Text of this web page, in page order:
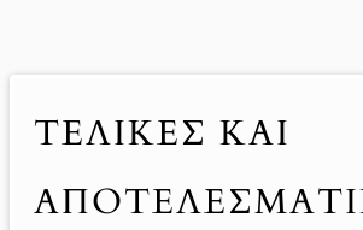
ΤΕΛΙΚΕΣ ΚΑΙ